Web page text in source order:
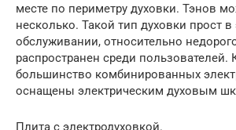
месте по периметру духовки. Тэнов
несколько. Такой тип духовки прост в
обслуживании, относительно
распространен среди пользователей.
большинство комбинированных
оснащены электрическим духовым
Плита с электродуховкой.